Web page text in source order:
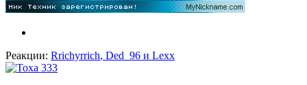
Реакции: Rrichyrrich, Ded_96 и Lexx